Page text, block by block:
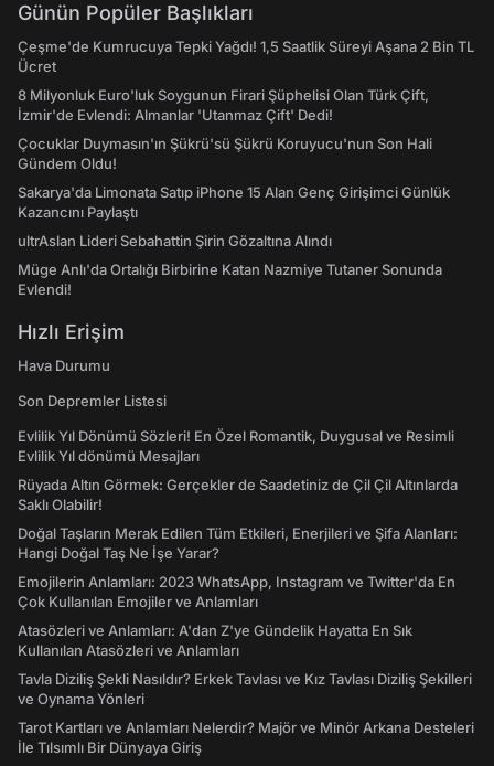
Günün Popüler Başlıkları
Çeşme'de Kumrucuya Tepki Yağdı! 1,5 Saatlik Süreyi Aşana 2 Bin TL
Ücret
8 Milyonluk Euro'luk Soygunun Firari Şüphelisi Olan Türk Çift,
İzmir'de Evlendi: Almanlar 'Utanmaz Çift' Dedi!
Çocuklar Duymasın'ın Şükrü'sü Şükrü Koruyucu'nun Son Hali
Gündem Oldu!
Sakarya'da Limonata Satıp iPhone 15 Alan Genç Girişimci Günlük
Kazancını Paylaştı
ultrAslan Lideri Sebahattin Şirin Gözaltına Alındı
Müge Anlı'da Ortalığı Birbirine Katan Nazmiye Tutaner Sonunda
Evlendi!
Hızlı Erişim
Hava Durumu
Son Depremler Listesi
Evlilik Yıl Dönümü Sözleri! En Özel Romantik, Duygusal ve Resimli
Evlilik Yıl dönümü Mesajları
Rüyada Altın Görmek: Gerçekler de Saadetiniz de Çil Çil Altınlarda
Saklı Olabilir!
Doğal Taşların Merak Edilen Tüm Etkileri, Enerjileri ve Şifa Alanları:
Hangi Doğal Taş Ne İşe Yarar?
Emojilerin Anlamları: 2023 WhatsApp, Instagram ve Twitter'da En
Çok Kullanılan Emojiler ve Anlamları
Atasözleri ve Anlamları: A'dan Z'ye Gündelik Hayatta En Sık
Kullanılan Atasözleri ve Anlamları
Tavla Diziliş Şekli Nasıldır? Erkek Tavlası ve Kız Tavlası Diziliş Şekilleri
ve Oynama Yönleri
Tarot Kartları ve Anlamları Nelerdir? Majör ve Minör Arkana Desteleri
İle Tılsımlı Bir Dünyaya Giriş